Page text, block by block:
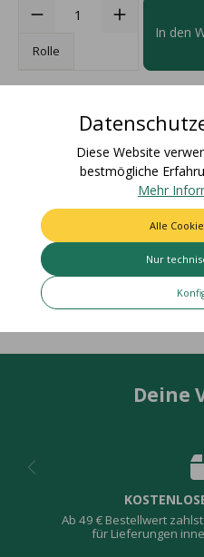
Rolle
In den
Materialzusammensetzung:
AcetatFarbecht: Artikel bleicht
Für den Einsatz i…Mehr
Bewertungen
Deine
Ab 49 € Bestellwert
für Lieferungen
Diese Website
bestmögliche
Mehr
Nur
Alle